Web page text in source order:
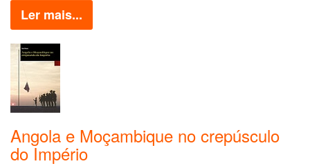
Ler mais...
Angola e Moçambique no crepúsculo
do Império